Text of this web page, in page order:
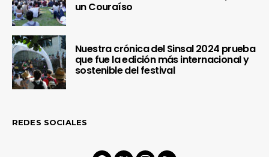
un Couraíso
Nuestra crónica del Sinsal 2024 prueba
que fue la edición más internacional y
sostenible del festival
REDES SOCIALES